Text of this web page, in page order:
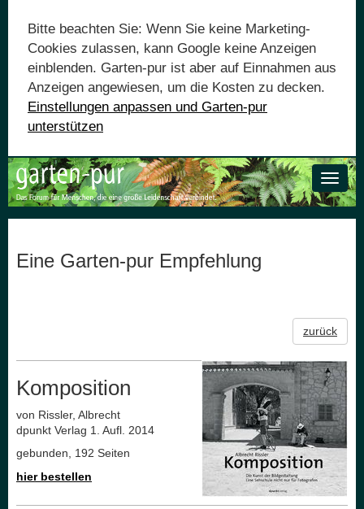
Bitte beachten Sie: Wenn Sie keine Marketing-
Cookies zulassen, kann Google keine Anzeigen
einblenden. Garten-pur ist aber auf Einnahmen aus
Anzeigen angewiesen, um die Kosten zu decken.
Einstellungen anpassen und Garten-pur
unterstützen
Toggle
Eine Garten-pur Empfehlung
zurück
Komposition
von Rissler, Albrecht
dpunkt Verlag 1. Aufl. 2014
gebunden, 192 Seiten
hier bestellen